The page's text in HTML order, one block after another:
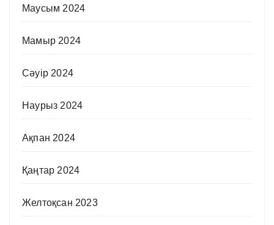
Маусым 2024
Мамыр 2024
Сәуір 2024
Наурыз 2024
Ақпан 2024
Қаңтар 2024
Желтоқсан 2023